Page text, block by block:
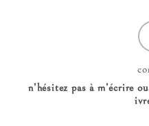
n’hésitez pas à m’écrire